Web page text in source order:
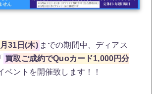
31日(木) までの期間中、ディアス
買取ご成約でQuoカード1,000円分
ベントを開催致します！！